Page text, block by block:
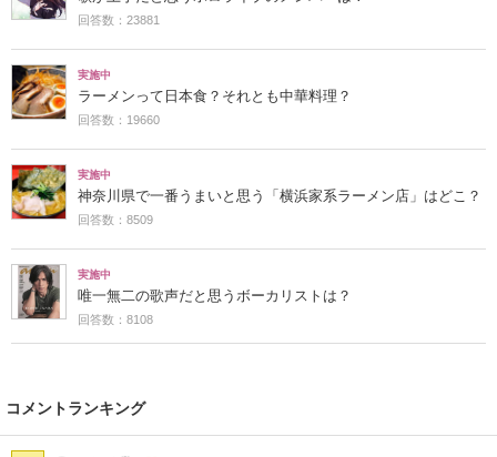
回答数：23881
実施中
ラーメンって日本食？それとも中華料理？
回答数：19660
実施中
神奈川県で一番うまいと思う「横浜家系ラーメン店」はどこ？
回答数：8509
実施中
唯一無二の歌声だと思うボーカリストは？
回答数：8108
コメントランキング